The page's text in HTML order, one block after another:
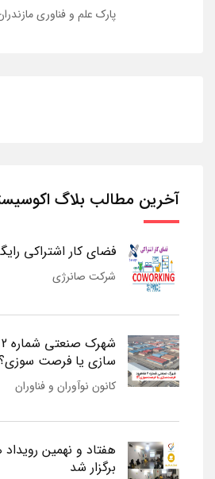
پارک علم و فناوری
آخرین مطالب بلاگ
فضای کار اشتراکی
شرکت صانرژی
سازی یا فرصت
کانون نوآوران و فناوران
هفتاد و نهمین
برگزار شد